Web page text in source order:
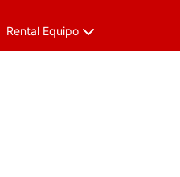
Rental Equipo